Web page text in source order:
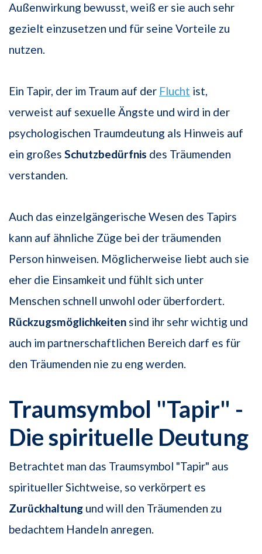
Außenwirkung bewusst, weiß er sie auch sehr
gezielt einzusetzen und für seine Vorteile zu
nutzen.
Ein Tapir, der im Traum auf der Flucht ist,
verweist auf sexuelle Ängste und wird in der
psychologischen Traumdeutung als Hinweis auf
ein großes Schutzbedürfnis des Träumenden
verstanden.
Auch das einzelgängerische Wesen des Tapirs
kann auf ähnliche Züge bei der träumenden
Person hinweisen. Möglicherweise liebt auch sie
eher die Einsamkeit und fühlt sich unter
Menschen schnell unwohl oder überfordert.
Rückzugsmöglichkeiten sind ihr sehr wichtig und
auch im partnerschaftlichen Bereich darf es für
den Träumenden nie zu eng werden.
Traumsymbol "Tapir" -
Die spirituelle Deutung
Betrachtet man das Traumsymbol "Tapir" aus
spiritueller Sichtweise, so verkörpert es
Zurückhaltung und will den Träumenden zu
bedachtem Handeln anregen.